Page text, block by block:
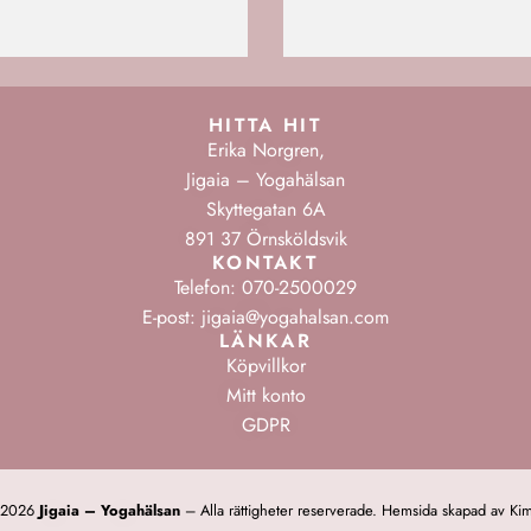
HITTA HIT
Erika Norgren,
Jigaia – Yogahälsan
Skyttegatan 6A
891 37 Örnsköldsvik
KONTAKT
Telefon: 070-2500029
E-post: jigaia@yogahalsan.com
LÄNKAR
Köpvillkor
Mitt konto
GDPR
Jigaia – Yogahälsan– Alla rättigheter reserverade. Hemsida skapad av